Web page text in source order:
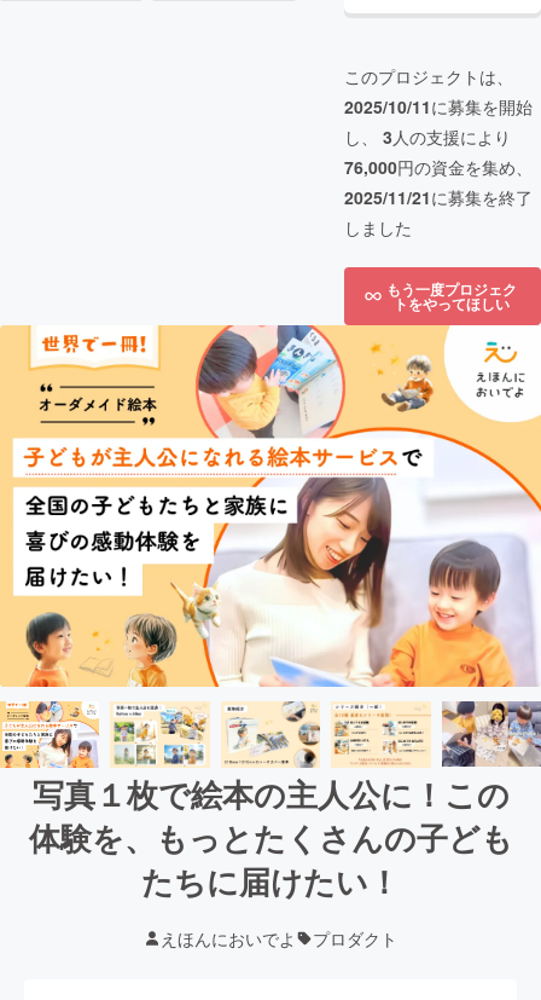
このプロジェクトは、
2025/10/11に募集を開始
し、 3人の支援により
76,000円の資金を集め、
2025/11/21に募集を終了
しました
もう一度プロジェク
トをやってほしい
写真１枚で絵本の主人公に！この
体験を、もっとたくさんの子ども
たちに届けたい！
えほんにおいでよ プロダクト